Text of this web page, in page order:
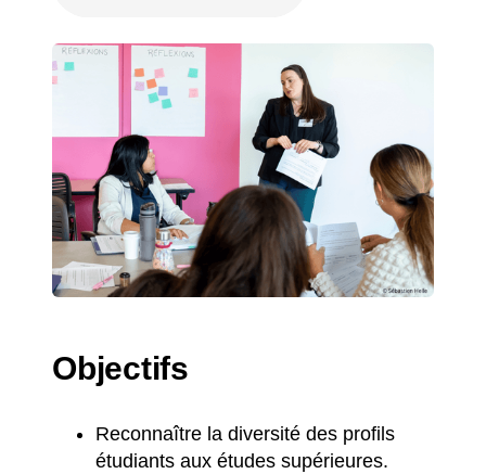
Objectifs
Reconnaître la diversité des profils
étudiants aux études supérieures.